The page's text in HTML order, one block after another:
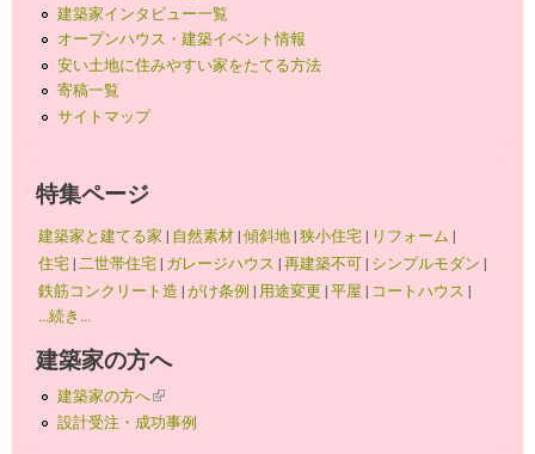
建築家インタビュー一覧
オープンハウス・建築イベント情報
安い土地に住みやすい家をたてる方法
寄稿一覧
サイトマップ
特集ページ
建築家と建てる家 | 自然素材|傾斜地|狭小住宅| リフォーム |
住宅|二世帯住宅| ガレージハウス |再建築不可| シンプルモダン |
鉄筋コンクリート造 |がけ条例 | 用途変更 |平屋 | コートハウス |
...続き...
建築家の方へ
建築家の方へ(link is external)
設計受注・成功事例